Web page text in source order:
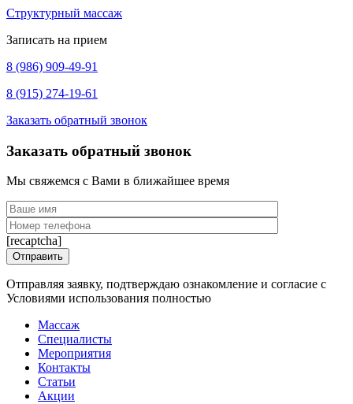
Структурный массаж
Записать на прием
8 (986) 909-49-91
8 (915) 274-19-61
Заказать обратный звонок
Заказать обратный звонок
Мы свяжемся с Вами в ближайшее время
[recaptcha]
Отправляя заявку, подтверждаю ознакомление и согласие с
Условиями использования полностью
Массаж
Специалисты
Мероприятия
Контакты
Статьи
Акции